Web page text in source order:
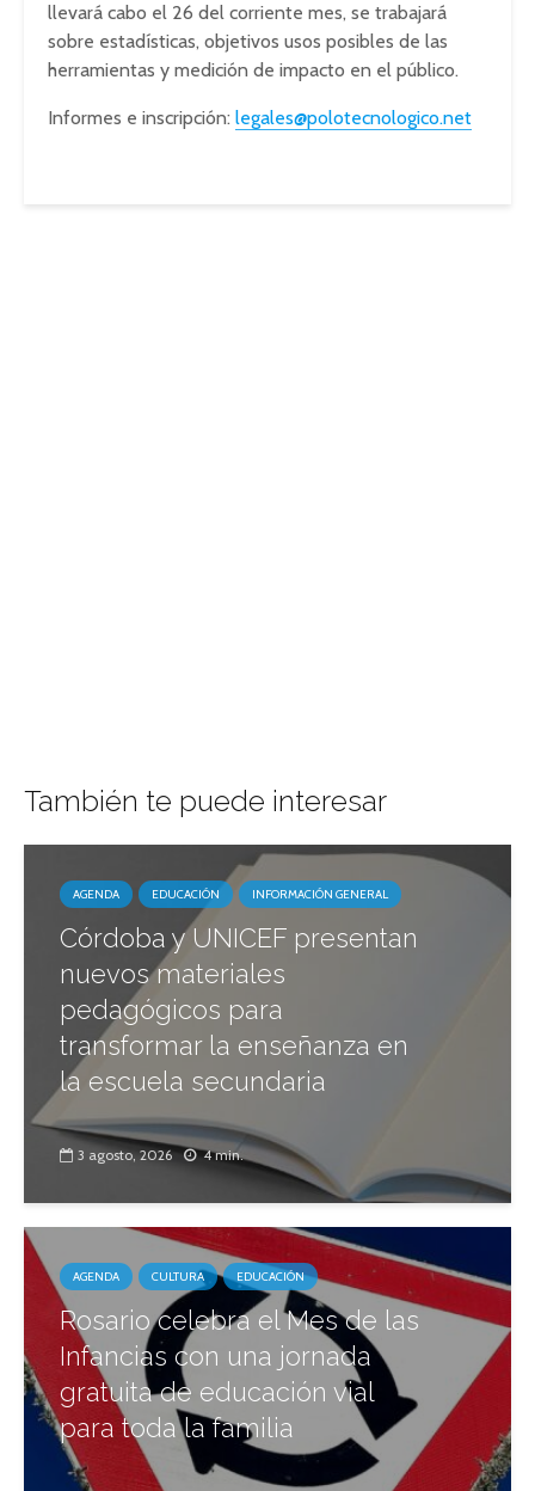
llevará cabo el 26 del corriente mes, se trabajará
sobre estadísticas, objetivos usos posibles de las
herramientas y medición de impacto en el público.
Informes e inscripción: legales@polotecnologico.net
También te puede interesar
AGENDA EDUCACIÓN INFORMACIÓN GENERAL
Córdoba y UNICEF presentan
nuevos materiales
pedagógicos para
transformar la enseñanza en
la escuela secundaria
3 agosto, 2026 4 min.
AGENDA CULTURA EDUCACIÓN
Rosario celebra el Mes de las
Infancias con una jornada
gratuita de educación vial
para toda la familia